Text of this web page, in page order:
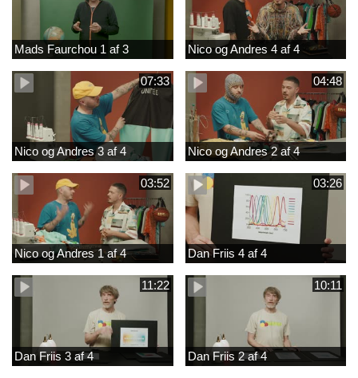
Mads Faurchou 1 af 3 Nico og Andres 4 af 4
07:33
Nico og Andres 3 af 4
04:48
Nico og Andres 2 af 4
03:52
Nico og Andres 1 af 4
03:26
Dan Friis 4 af 4
11:22
Dan Friis 3 af 4
10:11
Dan Friis 2 af 4